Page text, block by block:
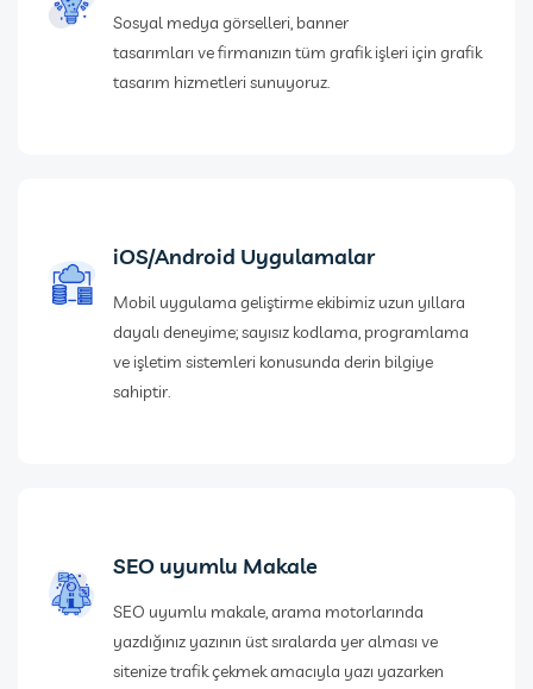
Sosyal medya görselleri, banner
tasarımları ve firmanızın tüm grafik işleri için grafik
tasarım hizmetleri sunuyoruz.
iOS/Android Uygulamalar
Mobil uygulama geliştirme ekibimiz uzun yıllara
dayalı deneyime; sayısız kodlama, programlama
ve işletim sistemleri konusunda derin bilgiye
sahiptir.
SEO uyumlu Makale
SEO uyumlu makale, arama motorlarında
yazdığınız yazının üst sıralarda yer alması ve
sitenize trafik çekmek amacıyla yazı yazarken